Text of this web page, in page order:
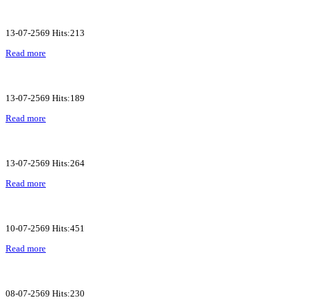
13-07-2569 Hits:213
Read more
13-07-2569 Hits:189
Read more
13-07-2569 Hits:264
Read more
10-07-2569 Hits:451
Read more
08-07-2569 Hits:230